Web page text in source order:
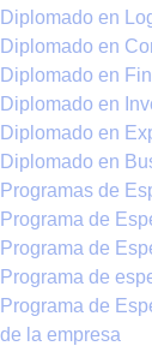
Diplomado en
Diplomado en
Diplomado en
Diplomado en
Diplomado en
Diplomado en
Programas de
Programa de
Programa de
Programa de
Programa de
de la empresa